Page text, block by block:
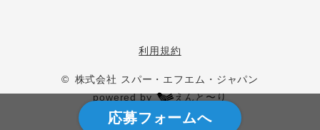
利用規約
© 株式会社 スパー・エフエム・ジャパン
powered by
えんと〜り
応募フォームへ